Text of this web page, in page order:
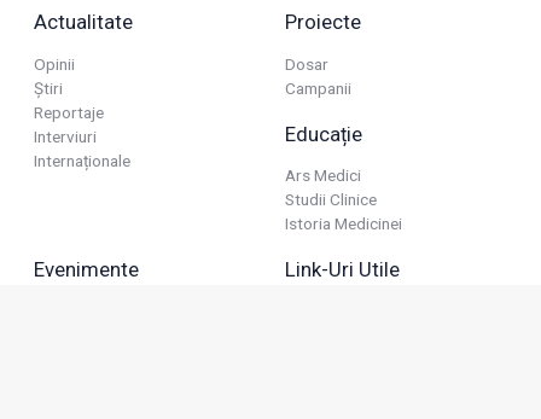
Actualitate
Opinii
Știri
Reportaje
Interviuri
Internaționale
Proiecte
Dosar
Campanii
Educație
Ars Medici
Studii Clinice
Istoria Medicinei
Evenimente Link-Uri Utile